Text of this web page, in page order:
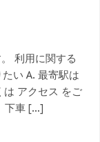
利用に関する
い A. 最寄駅は
は アクセス をご
下車 […]